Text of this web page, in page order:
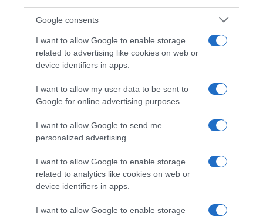
Google consents
I want to allow Google to enable storage
related to advertising like cookies on web or
device identifiers in apps.
I want to allow my user data to be sent to
Google for online advertising purposes.
I want to allow Google to send me
personalized advertising.
I want to allow Google to enable storage
related to analytics like cookies on web or
device identifiers in apps.
I want to allow Google to enable storage
Είναι προς το συμφέρον του να
συνεργαστεί με τους Ευρωπαίους διότι η
Ευρώπη έχει ικανότητα ανάπτυξης,
οικονομικές δυνατότητες, (ικανότητα)
συνεργασίας με τους Αμερικανούς
», θα
σημειώσει ο Γάλλος πρόεδρος.
Από την άλλη πρόκειται να προειδοποιήσει
τον Τραμπ ότι οι Ευρωπαίοι θα απαντήσουν
στην περίπτωση που οι ΗΠΑ επιβάλουν
επιπλέον δασμούς στα προϊόντα τους.
ΠΗΓΗ: ΑΠΕ-ΜΠΕ